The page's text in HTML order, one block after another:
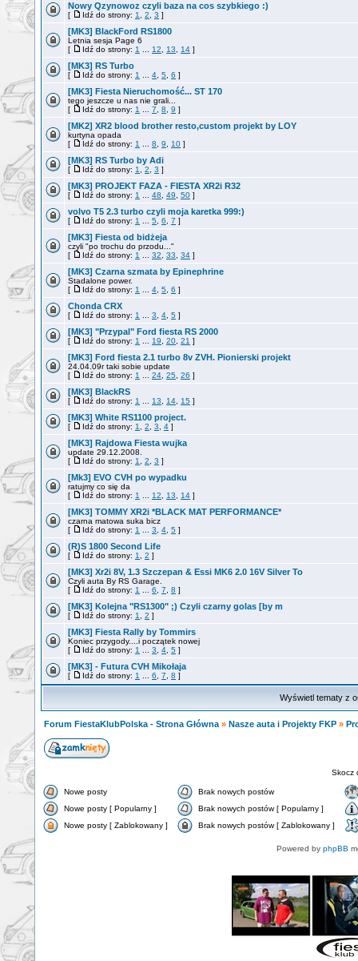
Nowy Qzynowoz czyli baza na cos szybkiego :)
[ Idź do strony: 1 2 3 ]
[MK3] BlackFord RS1800
Letnia sesja Page 6
[
Idź do strony: 1 12 13 14 ]
[MK3] RS Turbo
[ Idź do strony: 1 4 5 6 ]
[MK3] Fiesta Nieruchomość... ST 170
tego jeszcze u nas nie grali...
[
Idź do strony: 1 7 8 9 ]
[MK2] XR2 blood brother resto,custom projekt by LOY
kurtyna opada
[
Idź do strony: 1 8 9 10 ]
[MK3] RS Turbo by Adi
[ Idź do strony: 1 2 3 ]
[MK3] PROJEKT FAZA - FIESTA XR2i R32
[ Idź do strony: 1 48 49 50 ]
volvo T5 2.3 turbo czyli moja karetka 999:)
[ Idź do strony: 1 5 6 7 ]
[MK3] Fiesta od bidżeja
czyli "po trochu do przodu..."
[
Idź do strony: 1 32 33 34 ]
[MK3] Czarna szmata by Epinephrine
Stadalone power.
[
Idź do strony: 1 4 5 6 ]
Chonda CRX
[ Idź do strony: 1 3 4 5 ]
[MK3] "Przypal" Ford fiesta RS 2000
[ Idź do strony: 1 19 20 21 ]
[MK3] Ford fiesta 2.1 turbo 8v ZVH. Pionierski projekt
24.04.09r taki sobie update
[
Idź do strony: 1 24 25 26 ]
[MK3] BlackRS
[ Idź do strony: 1 13 14 15 ]
[MK3] White RS1100 project.
[ Idź do strony: 1 2 3 4 ]
[MK3] Rajdowa Fiesta wujka
update 29.12.2008.
[
Idź do strony: 1 2 3 ]
[Mk3] EVO CVH po wypadku
ratujmy co się da
[
Idź do strony: 1 12 13 14 ]
[MK3] TOMMY XR2i *BLACK MAT PERFORMANCE*
czarna matowa suka bicz
[
Idź do strony: 1 3 4 5 ]
(R)S 1800 Second Life
[ Idź do strony: 1 2 ]
[MK3] Xr2i 8V, 1.3 Szczepan & Essi MK6 2.0 16V Silver To
Czyli auta By RS Garage.
[
Idź do strony: 1 6 7 8 ]
[MK3] Kolejna "RS1300" ;) Czyli czarny golas [by m
[ Idź do strony: 1 2 ]
[MK3] Fiesta Rally by Tommirs
Koniec przygody....i początek nowej
[
Idź do strony: 1 3 4 5 ]
[MK3] - Futura CVH Mikołaja
[ Idź do strony: 1 6 7 8 ]
Wyświetl tematy z
Forum FiestaKlubPolska - Strona Główna » Nasze auta i Projekty FKP »
Skocz
Nowe posty
Brak nowych postów
Nowe posty [ Popularny ]
Brak nowych postów [ Popularny ]
Nowe posty [ Zablokowany ]
Brak nowych postów [ Zablokowany ]
Powered by phpBB